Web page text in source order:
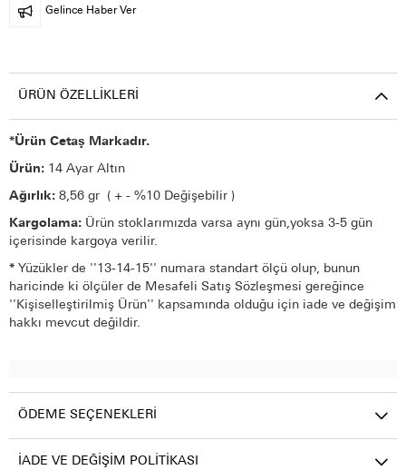
Gelince Haber Ver
ÜRÜN ÖZELLIKLERI
*Ürün Cetaş Markadır.
Ürün: 14 Ayar Altın
Ağırlık: 8,56 gr ( + - %10 Değişebilir )
Kargolama: Ürün stoklarımızda varsa aynı gün,yoksa 3-5 gün
içerisinde kargoya verilir.
* Yüzükler de ''13-14-15'' numara standart ölçü olup, bunun
haricinde ki ölçüler de Mesafeli Satış Sözleşmesi gereğince
''Kişiselleştirilmiş Ürün'' kapsamında olduğu için iade ve değişim
hakkı mevcut değildir.
ÖDEME SEÇENEKLERI
İADE VE DEĞIŞIM POLITIKASI